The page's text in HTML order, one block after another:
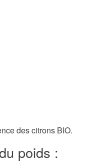
des citrons BIO.
poids :